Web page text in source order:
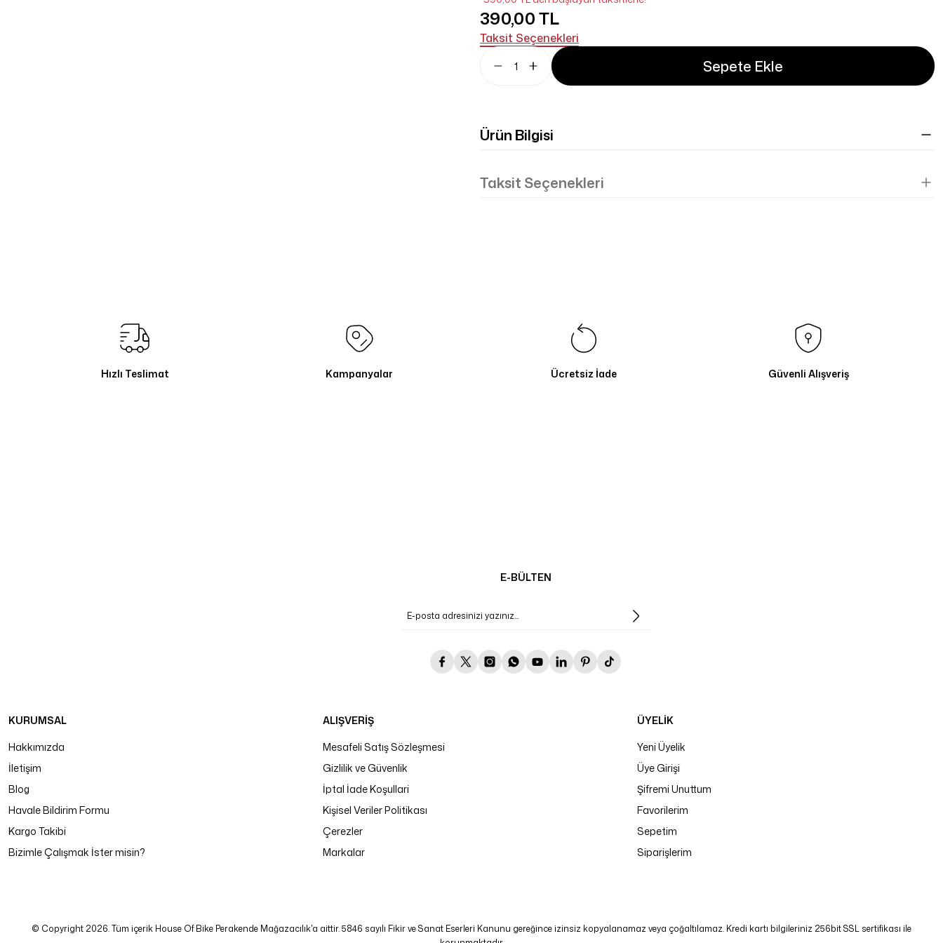
390,00 TL
Taksit Seçenekleri
Sepete Ekle
Ürün Bilgisi
Taksit Seçenekleri
Hızlı Teslimat Kampanyalar Ücretsiz İade Güvenli Alışveriş
E-BÜLTEN
KURUMSAL
Hakkımızda
İletişim
Blog
Havale Bildirim Formu
Kargo Takibi
Bizimle Çalışmak İster misin?
ALIŞVERİŞ
Mesafeli Satış Sözleşmesi
Gizlilik ve Güvenlik
İptal İade Koşullari
Kişisel Veriler Politikası
Çerezler
Markalar
ÜYELİK
Yeni Üyelik
Üye Girişi
Şifremi Unuttum
Favorilerim
Sepetim
Siparişlerim
© Copyright 2026. Tüm içerik House Of Bike Perakende Mağazacılık'a aittir. 5846 sayılı Fikir ve Sanat Eserleri Kanunu gereğince izinsiz kopyalanamaz veya çoğaltılamaz. Kredi kartı bilgileriniz 256bit SSL sertifikası ile